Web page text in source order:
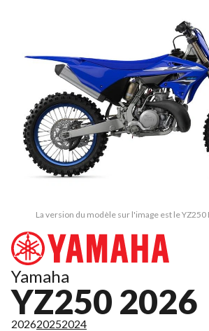
La version du modèle sur l'image est le YZ250
Yamaha
YZ250 2026
202620252024